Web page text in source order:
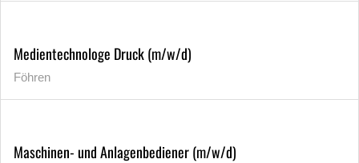
Medientechnologe Druck (m/w/d)
Föhren
Maschinen- und Anlagenbediener (m/w/d)